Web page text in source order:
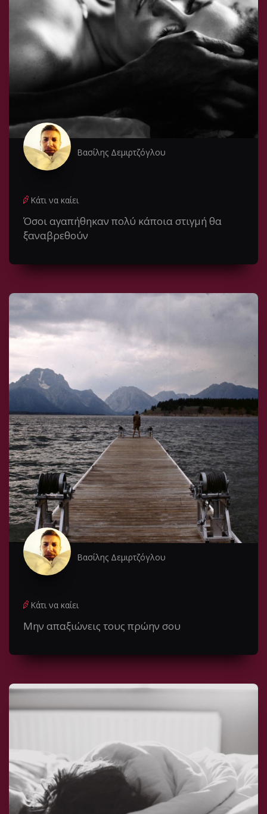
Βασίλης Δεμιρτζόγλου
Κάτι να καίει
Όσοι αγαπήθηκαν πολύ κάποια στιγμή θα
ξαναβρεθούν
Βασίλης Δεμιρτζόγλου
Κάτι να καίει
Μην απαξιώνεις τους πρώην σου